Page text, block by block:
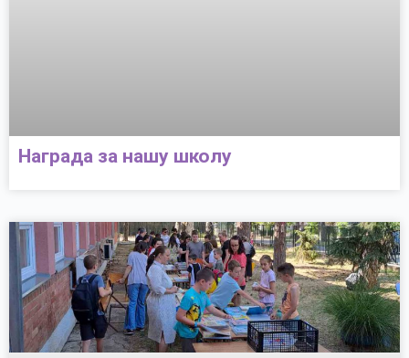
Награда за нашу школу